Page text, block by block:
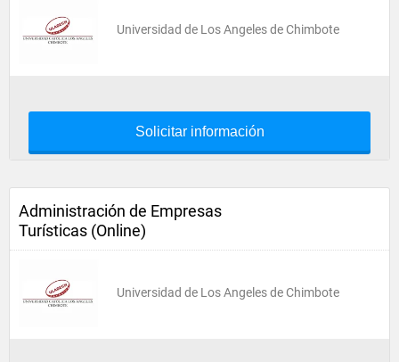
Universidad de Los Angeles de Chimbote
Solicitar información
Administración de Empresas
Turísticas (Online)
Universidad de Los Angeles de Chimbote